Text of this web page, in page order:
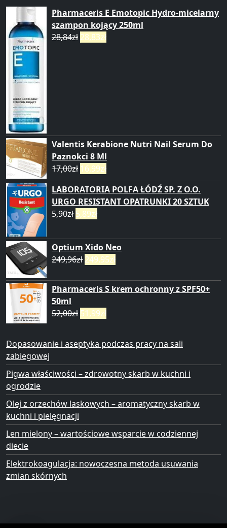
Pharmaceris E Emotopic Hydro-micelarny
szampon kojący 250ml
28,84zł 28,83zł
Valentis Kerabione Nutri Nail Serum Do
Paznokci 8 Ml
17,00zł 16,99zł
LABORATORIA POLFA ŁÓDŹ SP. Z O.O.
URGO RESISTANT OPATRUNKI 20 SZTUK
5,90zł 5,89zł
Optium Xido Neo
249,96zł 249,95zł
Pharmaceris S krem ochronny z SPF50+
50ml
52,00zł 51,99zł
Dopasowanie i aseptyka podczas pracy na sali
zabiegowej
Pigwa właściwości – zdrowotny skarb w kuchni i
ogrodzie
Olej z orzechów laskowych – aromatyczny skarb w
kuchni i pielęgnacji
Len mielony – wartościowe wsparcie w codziennej
diecie
Elektrokoagulacja: nowoczesna metoda usuwania
zmian skórnych